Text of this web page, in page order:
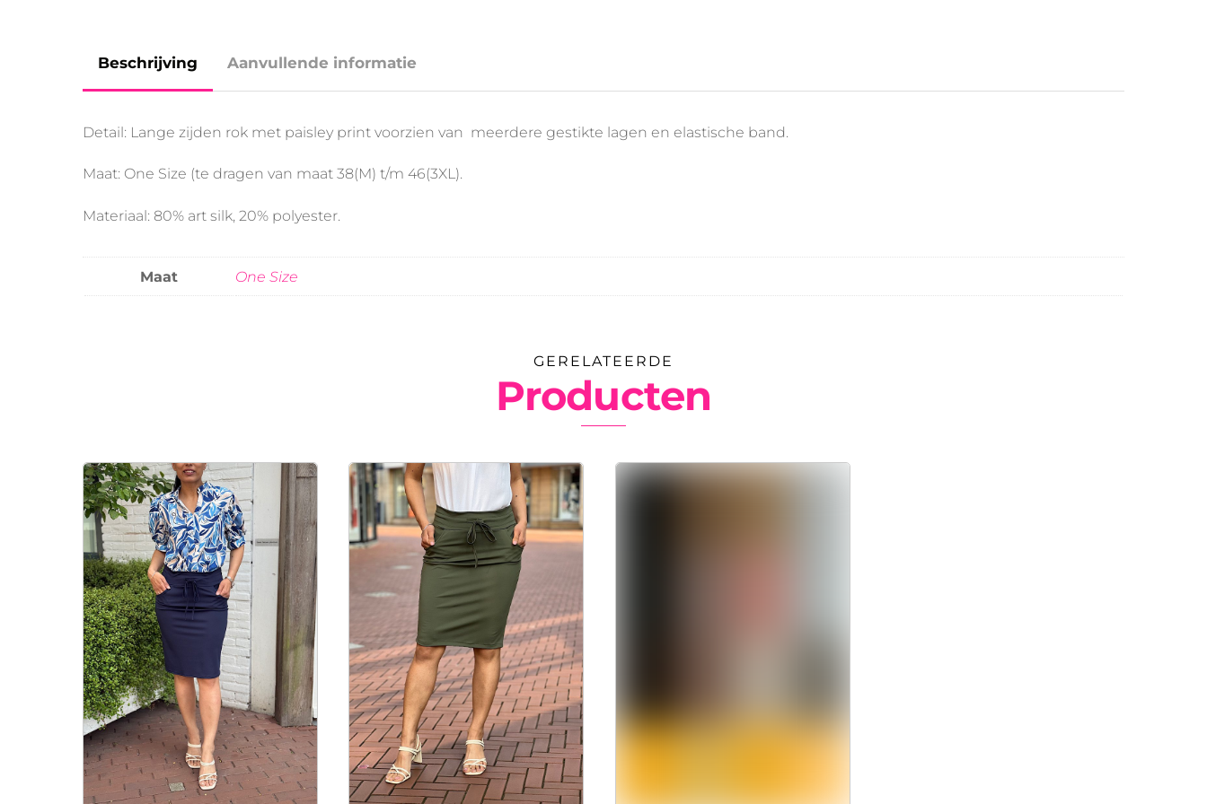
Beschrijving Aanvullende informatie
Detail: Lange zijden rok met paisley print voorzien van meerdere gestikte lagen en elastische band.
Maat: One Size (te dragen van maat 38(M) t/m 46(3XL).
Materiaal: 80% art silk, 20% polyester.
Maat One Size
GERELATEERDE
Producten